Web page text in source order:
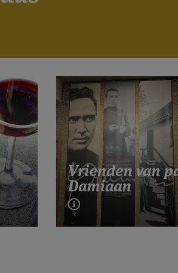
Vrienden van
Damiaan